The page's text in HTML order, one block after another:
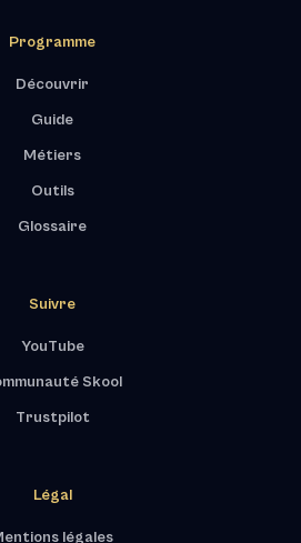
Programme
Découvrir
Guide
Métiers
Outils
Glossaire
Suivre
YouTube
Skool
Trustpilot
Légal
légales